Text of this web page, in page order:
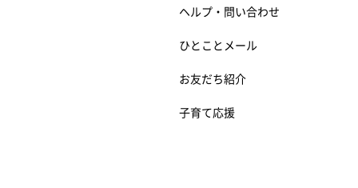
ヘルプ・問い合わせ
ひとことメール
お友だち紹介
子育て応援